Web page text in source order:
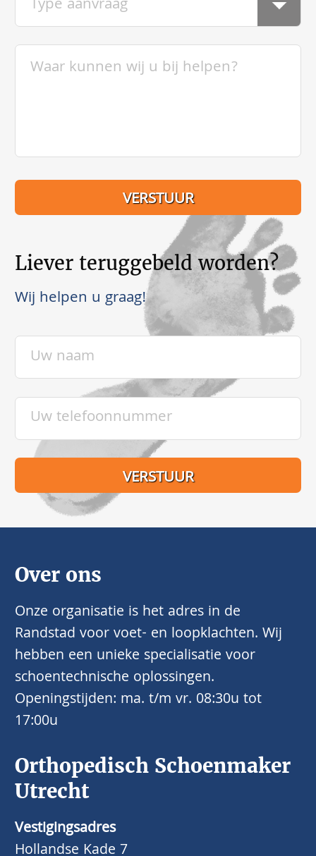
Liever teruggebeld worden?
Wij helpen u graag!
Orthopedisch Schoenmaker
Utrecht
Vestigingsadres
Over ons
Onze organisatie is het adres in de
Randstad voor voet- en loopklachten. Wij
hebben een unieke specialisatie voor
schoentechnische oplossingen.
Openingstijden: ma. t/m vr. 08:30u tot
17:00u